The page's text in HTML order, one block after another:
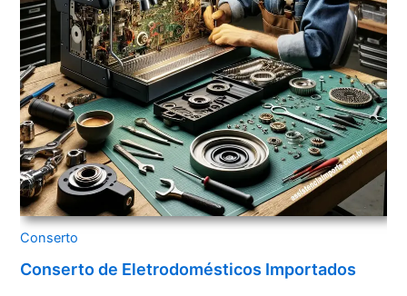
Conserto
Conserto de Eletrodomésticos Importados